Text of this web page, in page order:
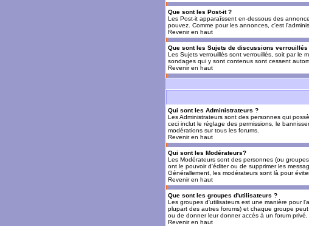
Que sont les Post-it ?
Les Post-it apparaîssent en-dessous des
pouvez. Comme pour les annonces, c'est
Revenir en haut
Que sont les Sujets de discussions verrouillés
Les Sujets verrouillés sont verrouillés, soit par le
sondages qui y sont contenus sont cessent
Revenir en haut
Qui sont les Administrateurs ?
Les Administrateurs sont des personnes qui
ceci inclut le réglage des permissions, le
modérations sur tous les forums.
Revenir en haut
Qui sont les Modérateurs?
Les Modérateurs sont des personnes (ou
ont le pouvoir d'éditer ou de supprimer les
Générallement, les modérateurs sont là pour
Revenir en haut
Que sont les groupes d'utilisateurs ?
Les groupes d'utilisateurs est une manière pour
plupart des autres forums) et chaque groupe
ou de donner leur donner accès à un forum privé,
Revenir en haut